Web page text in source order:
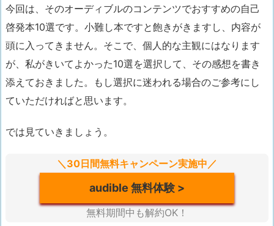
今回は、そのオーディブルのコンテンツでおすすめの自己
啓発本10選です。小難し本ですと飽きがきますし、内容が
頭に入ってきません。そこで、個人的な主観にはなります
が、 私がきいてよかった10選を選択して、その感想を書き
添えておきました。
もし選択に迷われる場合のご参考にし
ていただければと思います。
では見ていきましょう。
＼30日間無料キャンペーン実施中／
audible 無料体験 >
無料期間中も解約OK！